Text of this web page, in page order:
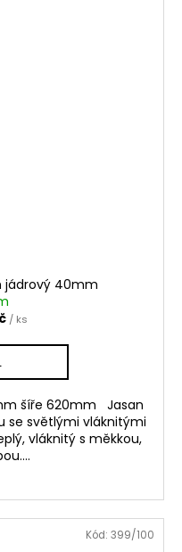
jádrový 40mm
/ ks
šíře 620mm Jasan
se světlými vláknitými
vláknitý s měkkou,
Kód: 399/100